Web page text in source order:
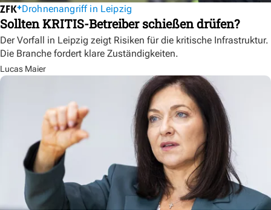
Drohnenangriff in Leipzig
Sollten KRITIS-Betreiber schießen drüfen?
Der Vorfall in Leipzig zeigt Risiken für die kritische Infrastruktur.
Die Branche fordert klare Zuständigkeiten.
Lucas Maier